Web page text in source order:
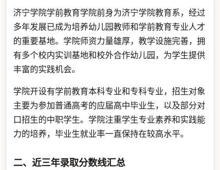
济宁学院学前教育学院前身为济宁学院教育系，经过
多年发展已成为培养幼儿园教师和学前教育专业人才
的重要基地。学院师资力量雄厚，教学设施完善，拥
有多个校内实训基地和校外合作幼儿园，为学生提供
丰富的实践机会。
学院开设有学前教育本科专业和专科专业，招生对象
主要为参加普通高考的应届高中毕业生，以及部分对
口招生的中职学生。学院注重学生专业素养和实践能
力的培养，毕业生就业率一直保持在较高水平。
二、近三年录取分数线汇总